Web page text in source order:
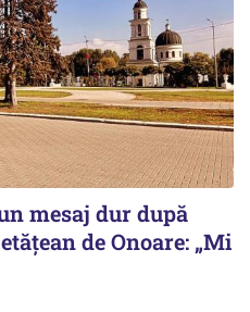
mesaj dur după
de Onoare: „Mi